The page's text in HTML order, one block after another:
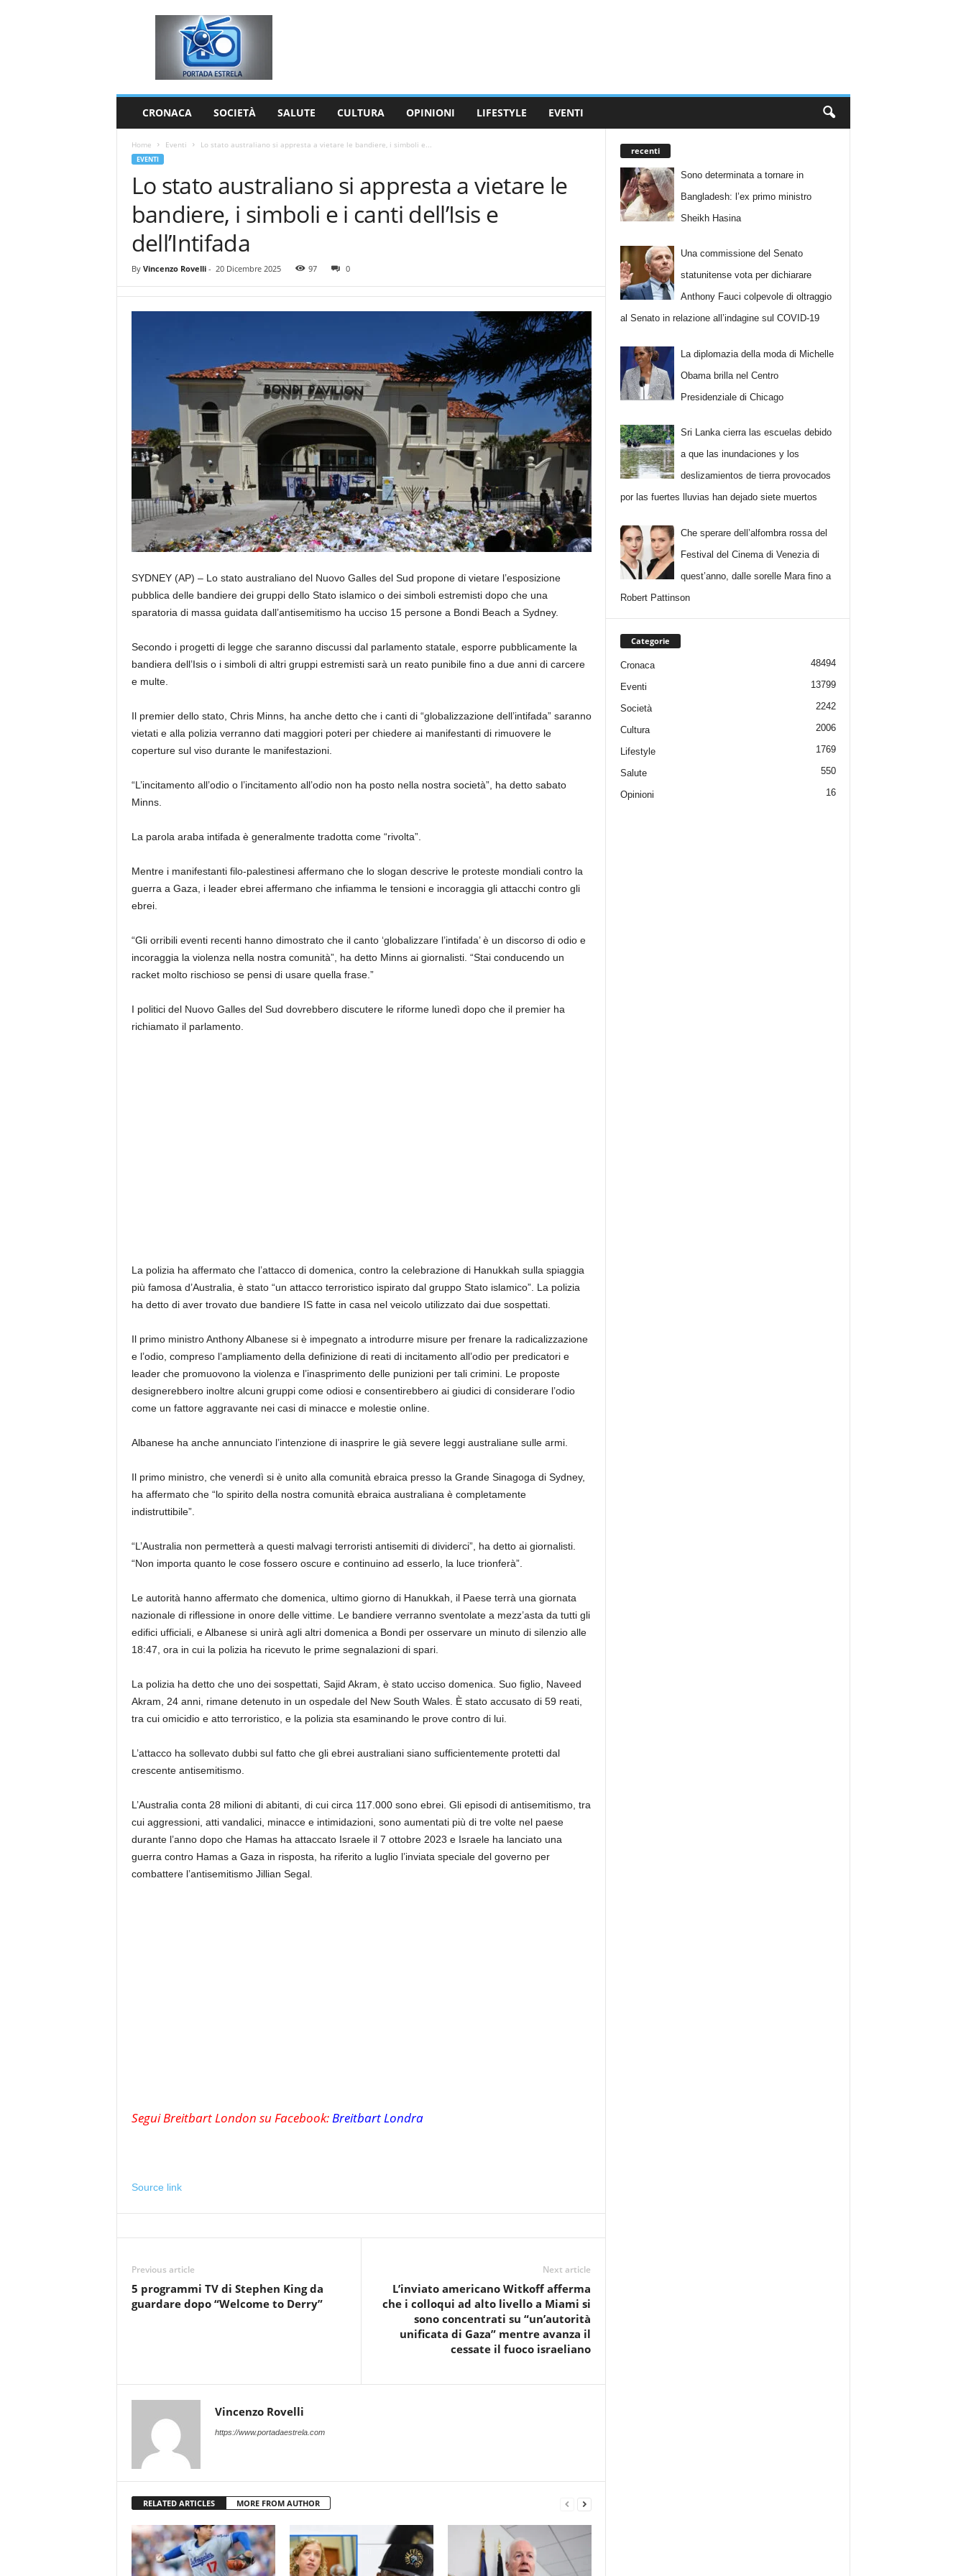
CRONACA SOCIETÀ SALUTE CULTURA OPINIONI LIFESTYLE EVENTI
Home Eventi Lo stato australiano si appresta a vietare le bandiere, i simboli e...
EVENTI
Lo stato australiano si appresta a vietare le
bandiere, i simboli e i canti dell’Isis e
dell’Intifada
By Vincenzo Rovelli- 20 Dicembre 2025 97 0
SYDNEY (AP) – Lo stato australiano del Nuovo Galles del Sud propone di vietare l’esposizione
pubblica delle bandiere dei gruppi dello Stato islamico o dei simboli estremisti dopo che una
sparatoria di massa guidata dall’antisemitismo ha ucciso 15 persone a Bondi Beach a Sydney.
Secondo i progetti di legge che saranno discussi dal parlamento statale, esporre pubblicamente la
bandiera dell’Isis o i simboli di altri gruppi estremisti sarà un reato punibile fino a due anni di carcere
e multe.
Il premier dello stato, Chris Minns, ha anche detto che i canti di “globalizzazione dell’intifada” saranno
vietati e alla polizia verranno dati maggiori poteri per chiedere ai manifestanti di rimuovere le
coperture sul viso durante le manifestazioni.
“L’incitamento all’odio o l’incitamento all’odio non ha posto nella nostra società”, ha detto sabato
Minns.
La parola araba intifada è generalmente tradotta come “rivolta”.
Mentre i manifestanti filo-palestinesi affermano che lo slogan descrive le proteste mondiali contro la
guerra a Gaza, i leader ebrei affermano che infiamma le tensioni e incoraggia gli attacchi contro gli
ebrei.
“Gli orribili eventi recenti hanno dimostrato che il canto ‘globalizzare l’intifada’ è un discorso di odio e
incoraggia la violenza nella nostra comunità”, ha detto Minns ai giornalisti. “Stai conducendo un
racket molto rischioso se pensi di usare quella frase.”
I politici del Nuovo Galles del Sud dovrebbero discutere le riforme lunedì dopo che il premier ha
richiamato il parlamento.
La polizia ha affermato che l’attacco di domenica, contro la celebrazione di Hanukkah sulla spiaggia
più famosa d’Australia, è stato “un attacco terroristico ispirato dal gruppo Stato islamico”. La polizia
ha detto di aver trovato due bandiere IS fatte in casa nel veicolo utilizzato dai due sospettati.
Il primo ministro Anthony Albanese si è impegnato a introdurre misure per frenare la radicalizzazione
e l’odio, compreso l’ampliamento della definizione di reati di incitamento all’odio per predicatori e
leader che promuovono la violenza e l’inasprimento delle punizioni per tali crimini. Le proposte
designerebbero inoltre alcuni gruppi come odiosi e consentirebbero ai giudici di considerare l’odio
come un fattore aggravante nei casi di minacce e molestie online.
Albanese ha anche annunciato l’intenzione di inasprire le già severe leggi australiane sulle armi.
Il primo ministro, che venerdì si è unito alla comunità ebraica presso la Grande Sinagoga di Sydney,
ha affermato che “lo spirito della nostra comunità ebraica australiana è completamente
indistruttibile”.
“L’Australia non permetterà a questi malvagi terroristi antisemiti di dividerci”, ha detto ai giornalisti.
“Non importa quanto le cose fossero oscure e continuino ad esserlo, la luce trionferà”.
Le autorità hanno affermato che domenica, ultimo giorno di Hanukkah, il Paese terrà una giornata
nazionale di riflessione in onore delle vittime. Le bandiere verranno sventolate a mezz’asta da tutti gli
edifici ufficiali, e Albanese si unirà agli altri domenica a Bondi per osservare un minuto di silenzio alle
18:47, ora in cui la polizia ha ricevuto le prime segnalazioni di spari.
La polizia ha detto che uno dei sospettati, Sajid Akram, è stato ucciso domenica. Suo figlio, Naveed
Akram, 24 anni, rimane detenuto in un ospedale del New South Wales. È stato accusato di 59 reati,
tra cui omicidio e atto terroristico, e la polizia sta esaminando le prove contro di lui.
L’attacco ha sollevato dubbi sul fatto che gli ebrei australiani siano sufficientemente protetti dal
crescente antisemitismo.
L’Australia conta 28 milioni di abitanti, di cui circa 117.000 sono ebrei. Gli episodi di antisemitismo, tra
cui aggressioni, atti vandalici, minacce e intimidazioni, sono aumentati più di tre volte nel paese
durante l’anno dopo che Hamas ha attaccato Israele il 7 ottobre 2023 e Israele ha lanciato una
guerra contro Hamas a Gaza in risposta, ha riferito a luglio l’inviata speciale del governo per
combattere l’antisemitismo Jillian Segal.
Segui Breitbart London su Facebook:Breitbart Londra
Source link
Previous article
5 programmi TV di Stephen King da
guardare dopo “Welcome to Derry”
Next article
L’inviato americano Witkoff afferma
che i colloqui ad alto livello a Miami si
sono concentrati su “un’autorità
unificata di Gaza” mentre avanza il
cessate il fuoco israeliano
Vincenzo Rovelli
https://www.portadaestrela.com
RELATED ARTICLES MORE FROM AUTHOR
recenti
Sono determinata a tornare in
Bangladesh: l’ex primo ministro
Sheikh Hasina
Una commissione del Senato
statunitense vota per dichiarare
Anthony Fauci colpevole di oltraggio
al Senato in relazione all’indagine sul COVID-19
La diplomazia della moda di Michelle
Obama brilla nel Centro
Presidenziale di Chicago
Sri Lanka cierra las escuelas debido
a que las inundaciones y los
deslizamientos de tierra provocados
por las fuertes lluvias han dejado siete muertos
Che sperare dell’alfombra rossa del
Festival del Cinema di Venezia di
quest’anno, dalle sorelle Mara fino a
Robert Pattinson
Categorie
Cronaca 48494
Eventi 13799
Società 2242
Cultura 2006
Lifestyle 1769
Salute 550
Opinioni 16